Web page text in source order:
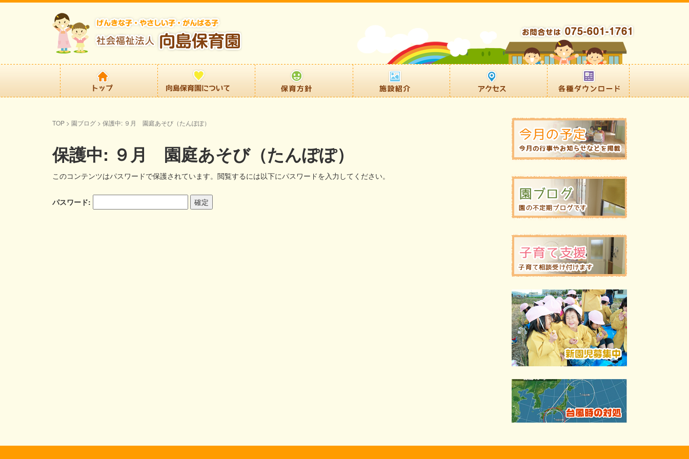
TOP > 園ブログ > 保護中: ９月 園庭あそび（たんぽぽ）
保護中: ９月 園庭あそび（たんぽぽ）
このコンテンツはパスワードで保護されています。閲覧するには以下にパスワードを入力してください。
パスワード: